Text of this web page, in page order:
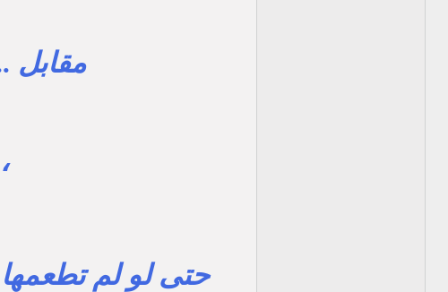
مقابل
حتى لو لم